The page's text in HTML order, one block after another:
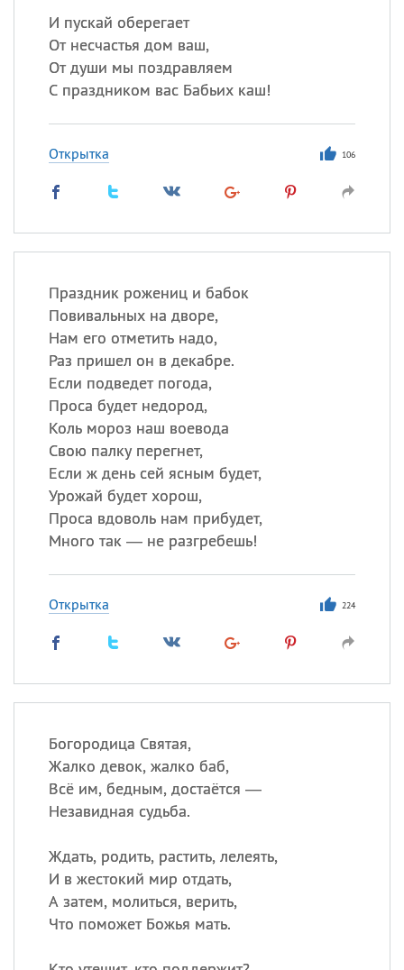
И пускай оберегает
От несчастья дом ваш,
От души мы поздравляем
С праздником вас Бабьих каш!
Открытка 106
Праздник рожениц и бабок
Повивальных на дворе,
Нам его отметить надо,
Раз пришел он в декабре.
Если подведет погода,
Проса будет недород,
Коль мороз наш воевода
Свою палку перегнет,
Если ж день сей ясным будет,
Урожай будет хорош,
Проса вдоволь нам прибудет,
Много так — не разгребешь!
Открытка 224
Богородица Святая,
Жалко девок, жалко баб,
Всё им, бедным, достаётся —
Незавидная судьба.
Ждать, родить, растить, лелеять,
И в жестокий мир отдать,
А затем, молиться, верить,
Что поможет Божья мать.